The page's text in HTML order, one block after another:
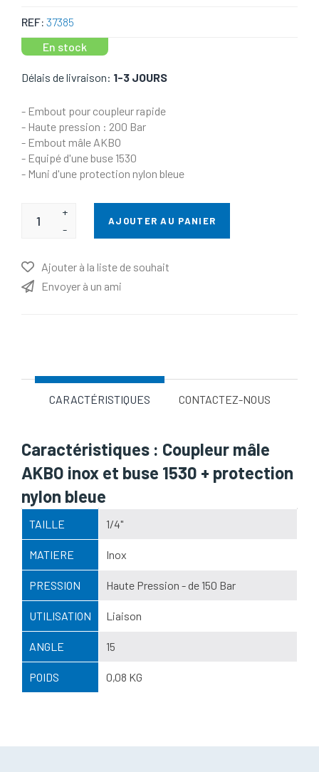
REF: 37385
En stock
Délais de livraison: 1-3 JOURS
- Embout pour coupleur rapide
- Haute pression : 200 Bar
- Embout mâle AKBO
- Equipé d'une buse 1530
- Muni d'une protection nylon bleue
+
-
AJOUTER AU PANIER
Ajouter à la liste de souhait
Envoyer à un ami
CARACTÉRISTIQUES CONTACTEZ-NOUS
Caractéristiques : Coupleur mâle
AKBO inox et buse 1530 + protection
nylon bleue
TAILLE 1/4"
MATIERE Inox
PRESSION Haute Pression - de 150 Bar
UTILISATION Liaison
ANGLE 15
POIDS 0,08 KG